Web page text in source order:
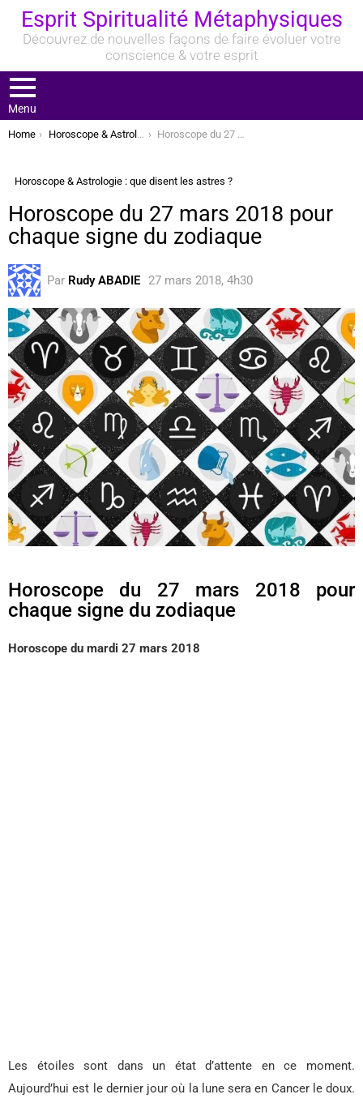
Esprit Spiritualité Métaphysiques
Découvrez de nouvelles façons de faire évoluer votre
conscience & votre esprit
Menu
You are here:
Home Horoscope & Astrologie : que disent les astres ? Horoscope du 27 mars 2018 pour chaque signe du zodiaque
Horoscope & Astrologie : que disent les astres ?
Horoscope du 27 mars 2018 pour
chaque signe du zodiaque
Par Rudy ABADIE 27 mars 2018, 4h30
Horoscope du 27 mars 2018 pour
chaque signe du zodiaque
Horoscope du mardi 27 mars 2018
Les étoiles sont dans un état d’attente en ce moment.
Aujourd’hui est le dernier jour où la lune sera en Cancer le doux.